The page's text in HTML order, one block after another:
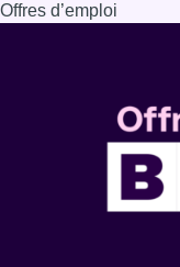
Offres d’emploi